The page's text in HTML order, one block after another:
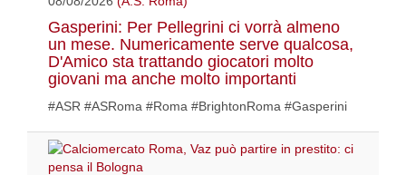
Gasperini: Per Pellegrini ci vorrà almeno
un mese. Numericamente serve qualcosa,
D'Amico sta trattando giocatori molto
giovani ma anche molto importanti
#ASR #ASRoma #Roma #BrightonRoma #Gasperini